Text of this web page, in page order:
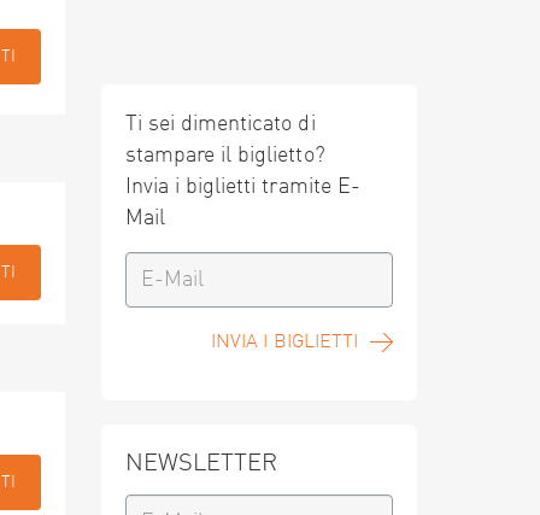
Ti sei dimenticato di
stampare il biglietto?
Invia i biglietti tramite E-
Mail
INVIA I BIGLIETTI
NEWSLETTER